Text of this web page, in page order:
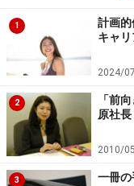
1
計画
キャ
2024/
2
「前
原社長
2010/
3 一冊